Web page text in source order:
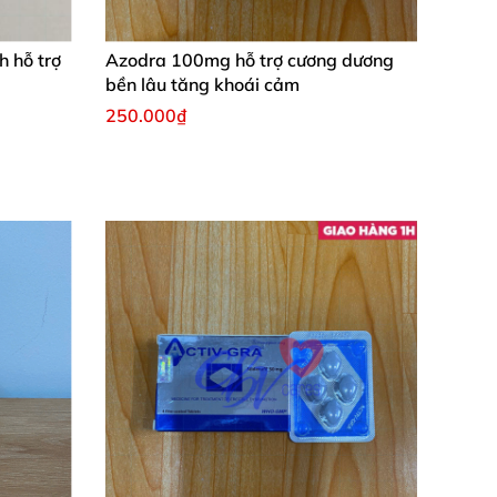
dụng phụ
lý
hỗ trợ
Azodra 100mg hỗ trợ cương dương
bền lâu tăng khoái cảm
250.000₫